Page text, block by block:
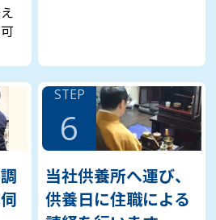
STEP
6
当社供養所へ運び、
供養日に住職による